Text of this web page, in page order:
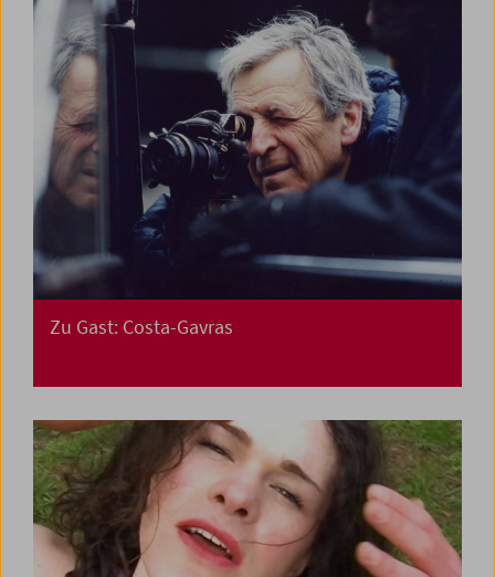
Zu Gast: Costa-Gavras